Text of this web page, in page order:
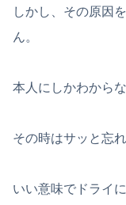
しかし、その原因を
ん。
本人にしかわから
その時はサッと忘
いい意味でドライに